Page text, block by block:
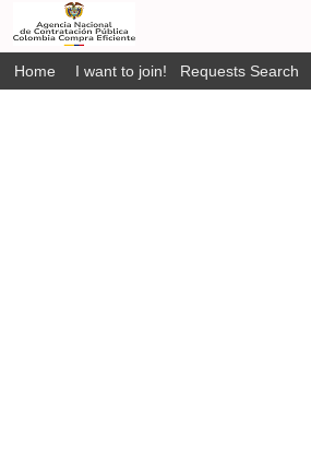
Home I want to join! Requests Search